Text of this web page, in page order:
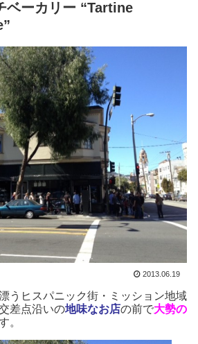
ベーカリー “Tartine
2013.06.19
うヒスパニック街・ミッション地域
差点沿いの地味なお店の前で大勢の
。